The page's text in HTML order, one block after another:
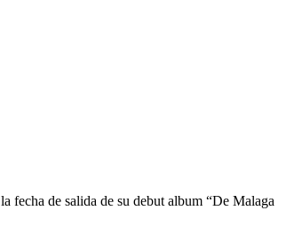
de salida de su debut album “De Malaga